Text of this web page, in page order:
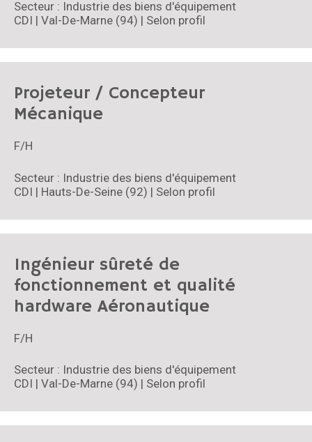
Secteur : Industrie des biens d'équipement
CDI | Val-De-Marne (94) | Selon profil
Projeteur / Concepteur
Mécanique
F/H
Secteur : Industrie des biens d'équipement
CDI | Hauts-De-Seine (92) | Selon profil
Ingénieur sûreté de
fonctionnement et qualité
hardware Aéronautique
F/H
Secteur : Industrie des biens d'équipement
CDI | Val-De-Marne (94) | Selon profil